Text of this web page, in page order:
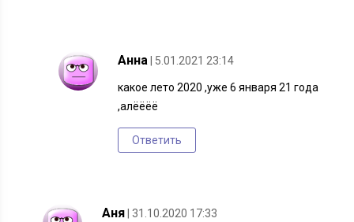
Анна | 5.01.2021 23:14
какое лето 2020 ,уже 6 января 21 года
,алёёёё
Ответить
Аня | 31.10.2020 17:33